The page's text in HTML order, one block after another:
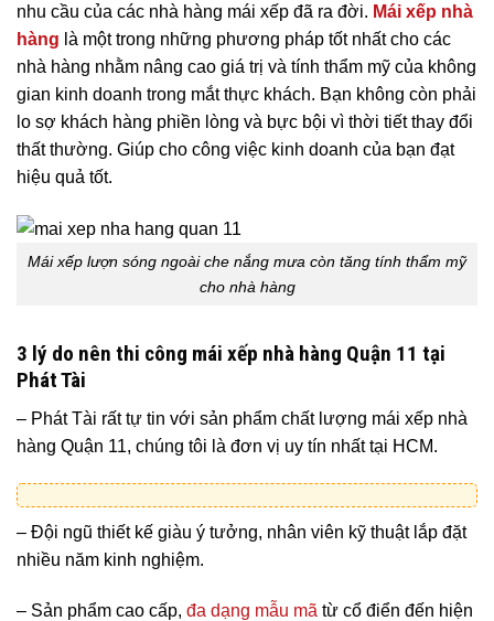
nhu cầu của các nhà hàng mái xếp đã ra đời. Mái xếp nhà
hàng là một trong những phương pháp tốt nhất cho các
nhà hàng nhằm nâng cao giá trị và tính thẩm mỹ của không
gian kinh doanh trong mắt thực khách. Bạn không còn phải
lo sợ khách hàng phiền lòng và bực bội vì thời tiết thay đổi
thất thường. Giúp cho công việc kinh doanh của bạn đạt
hiệu quả tốt.
Mái xếp lượn sóng ngoài che nắng mưa còn tăng tính thẩm mỹ
cho nhà hàng
3 lý do nên thi công mái xếp nhà hàng Quận 11 tại
Phát Tài
– Phát Tài rất tự tin với sản phẩm chất lượng mái xếp nhà
hàng Quận 11, chúng tôi là đơn vị uy tín nhất tại HCM.
– Đội ngũ thiết kế giàu ý tưởng, nhân viên kỹ thuật lắp đặt
nhiều năm kinh nghiệm.
– Sản phẩm cao cấp, đa dạng mẫu mã từ cổ điển đến hiện